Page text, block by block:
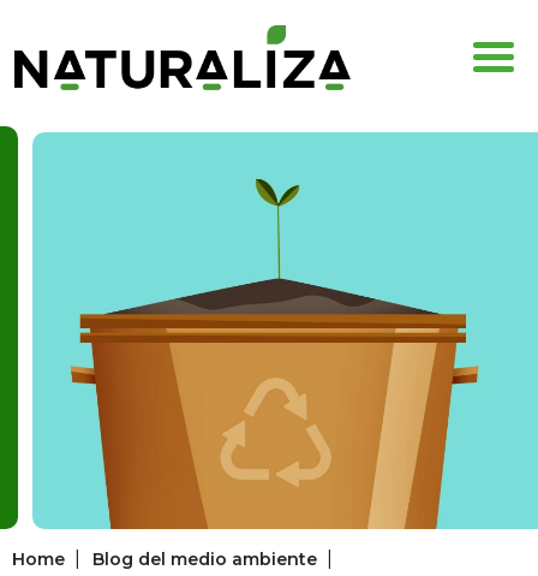
Home Blog del medio ambiente